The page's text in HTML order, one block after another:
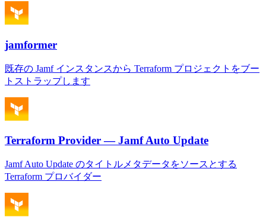
jamformer
既存の Jamf インスタンスから Terraform プロジェクトをブー
トストラップします
Terraform Provider — Jamf Auto Update
Jamf Auto Update のタイトルメタデータをソースとする
Terraform プロバイダー